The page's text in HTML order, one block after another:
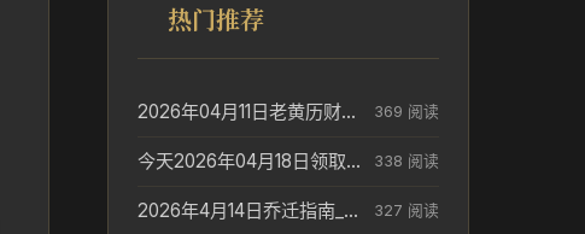
热门推荐
2026年04月11日老黄历财神方位_财神方位与供奉讲究 369 阅读
今天2026年04月18日领取结婚证老黄历不适合吗_领证日期参考 338 阅读
2026年4月14日乔迁指南_搬家择日参考 327 阅读